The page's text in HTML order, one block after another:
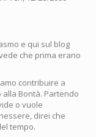
e qui sul blog
che prima erano
contribuire a
Bontà. Partendo
o vuole
direi che
tempo.